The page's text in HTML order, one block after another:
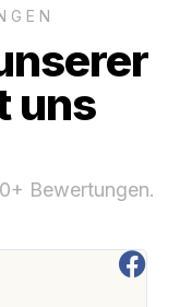
uns
Bewertungen.